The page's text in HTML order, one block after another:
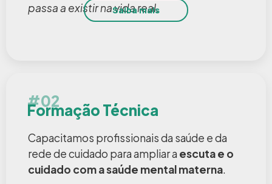
passa a existir na vida real.
Saiba mais
#02
Formação Técnica
Capacitamos profissionais da saúde e da
rede de cuidado para ampliar a escuta e o
cuidado com a saúde mental materna.